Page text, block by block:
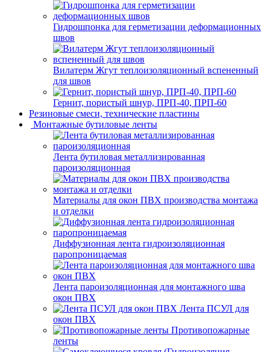
Гидрошпонка для герметизации деформационных
швов
Вилатерм Жгут теплоизоляционный вспененный
для швов
Гернит, пористый шнур, ПРП-40, ПРП-60
Резиновые смеси, технические пластины
Монтажные бутиловые ленты
Лента бутиловая металлизированная
пароизоляционная
Материалы для окон ПВХ производства монтажа
и отделки
Диффузионная лента гидроизоляционная
паропроницаемая
Лента пароизоляционная для монтажного шва
окон ПВХ
Лента ПСУЛ для
окон ПВХ
Противопожарные
ленты